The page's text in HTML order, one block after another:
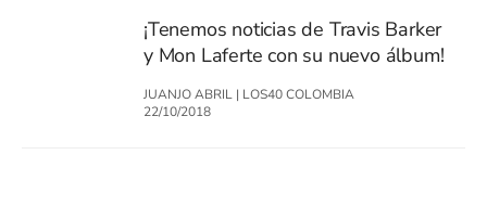
¡Tenemos noticias de Travis Barker
y Mon Laferte con su nuevo álbum!
JUANJO ABRIL | LOS40 COLOMBIA
22/10/2018